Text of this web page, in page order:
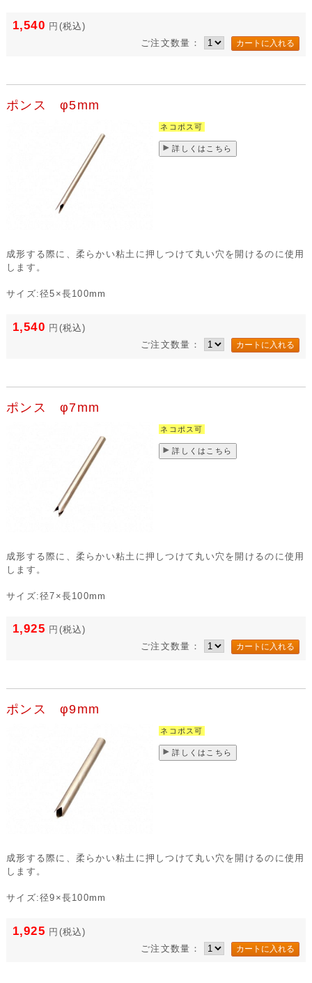
1,540 円 (税込)
ご注文数量：
ポンス φ5mm
ネコポス可
詳しくはこちら
成形する際に、柔らかい粘土に押しつけて丸い穴を開けるのに使用
します。
サイズ:径5×長100mm
1,540 円 (税込)
ご注文数量：
ポンス φ7mm
ネコポス可
詳しくはこちら
成形する際に、柔らかい粘土に押しつけて丸い穴を開けるのに使用
します。
サイズ:径7×長100mm
1,925 円 (税込)
ご注文数量：
ポンス φ9mm
ネコポス可
詳しくはこちら
成形する際に、柔らかい粘土に押しつけて丸い穴を開けるのに使用
します。
サイズ:径9×長100mm
1,925 円 (税込)
ご注文数量：